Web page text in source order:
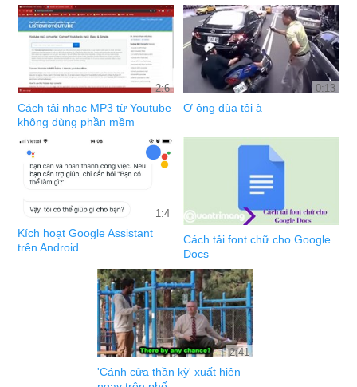
2:6
Cách tải nhạc MP3 từ Youtube
không dùng phần mềm
0:13
Ơ ông đùa tôi à
1:4
Kích hoạt Google Assistant
trên Android
Cách tải font chữ cho Google
Docs
2:41
'Cánh cửa thần kỳ' xuất hiện